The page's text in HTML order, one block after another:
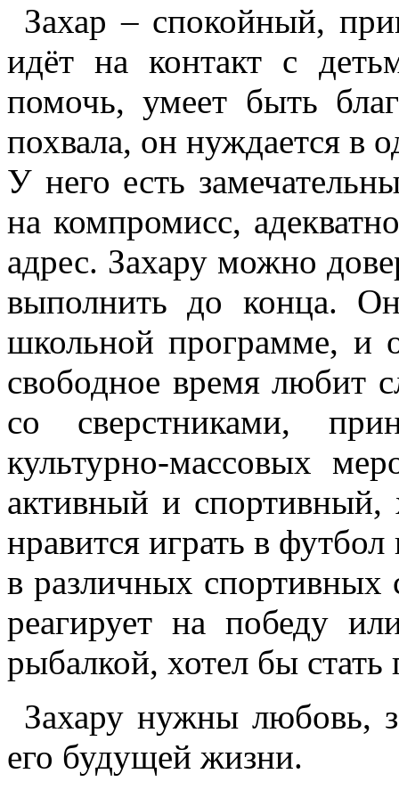
Захар – спокойный,
идёт на контакт с
помочь, умеет быть
похвала, он нуждается в
У него есть
на компромисс,
адрес. Захару можно
выполнить до конца.
школьной программе, и
свободное время любит
со сверстниками,
культурно-массовых
активный и спортивный,
нравится играть в
в различных спортивных
реагирует на победу
рыбалкой, хотел бы
Захару нужны любовь,
его будущей жизни.